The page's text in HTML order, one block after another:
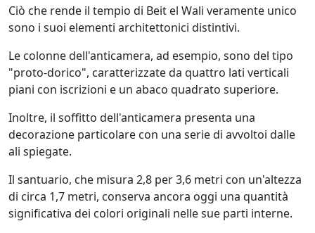
Ciò che rende il tempio di Beit el Wali veramente unico
sono i suoi elementi architettonici distintivi.
Le colonne dell'anticamera, ad esempio, sono del tipo
"proto-dorico", caratterizzate da quattro lati verticali
piani con iscrizioni e un abaco quadrato superiore.
Inoltre, il soffitto dell'anticamera presenta una
decorazione particolare con una serie di avvoltoi dalle
ali spiegate.
Il santuario, che misura 2,8 per 3,6 metri con un'altezza
di circa 1,7 metri, conserva ancora oggi una quantità
significativa dei colori originali nelle sue parti interne.